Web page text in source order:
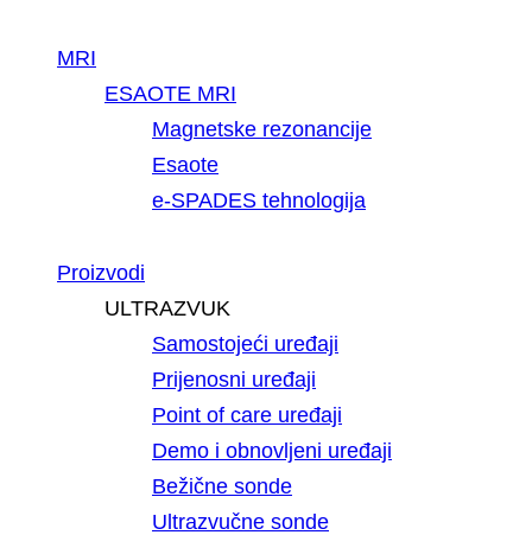
MRI
ESAOTE MRI
Magnetske rezonancije
Esaote
e-SPADES tehnologija
Proizvodi
ULTRAZVUK
Samostojeći uređaji
Prijenosni uređaji
Point of care uređaji
Demo i obnovljeni uređaji
Bežične sonde
Ultrazvučne sonde